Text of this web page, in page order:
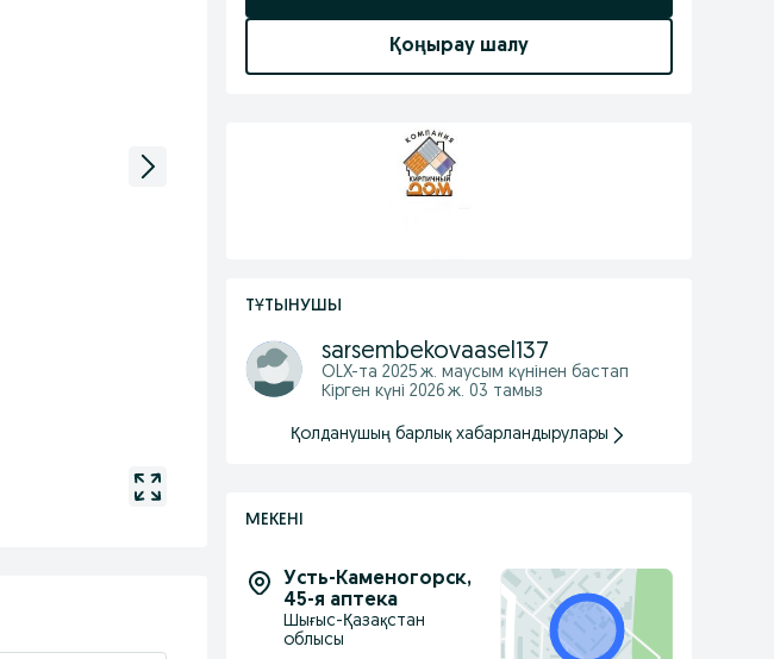
Қоңырау шалу
ТҰТЫНУШЫ
sarsembekovaasel137
OLX-та 2025 ж. маусым күнінен бастап
Кірген күні 2026 ж. 03 тамыз
Қолданушың барлық хабарландырулары
МЕКЕНІ
Усть-Каменогорск,
45-я аптека
Шығыс-Қазақстан
облысы